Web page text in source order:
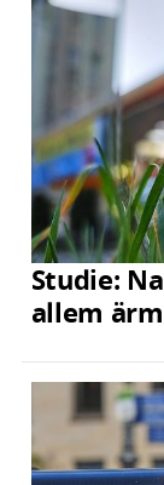
Studie:
allem